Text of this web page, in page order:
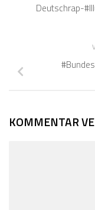
Deutschrap-
KOMMENTAR